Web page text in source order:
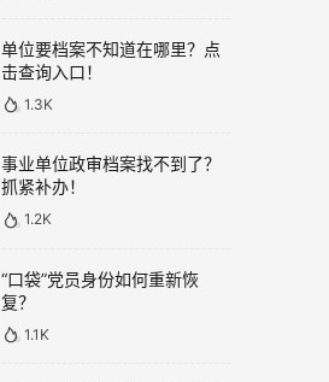
单位要档案不知道在哪里？点
击查询入口！
1.3K
事业单位政审档案找不到了？
抓紧补办！
1.2K
“口袋”党员身份如何重新恢
复？
1.1K